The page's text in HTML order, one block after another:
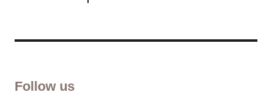
Follow us